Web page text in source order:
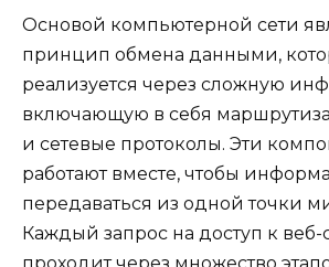
Основой компьютерной сети
принцип обмена данными,
реализуется через сложную
включающую в себя
и сетевые протоколы. Эти
работают вместе, чтобы
передаваться из одной точки
Каждый запрос на доступ к веб-
проходит через множество